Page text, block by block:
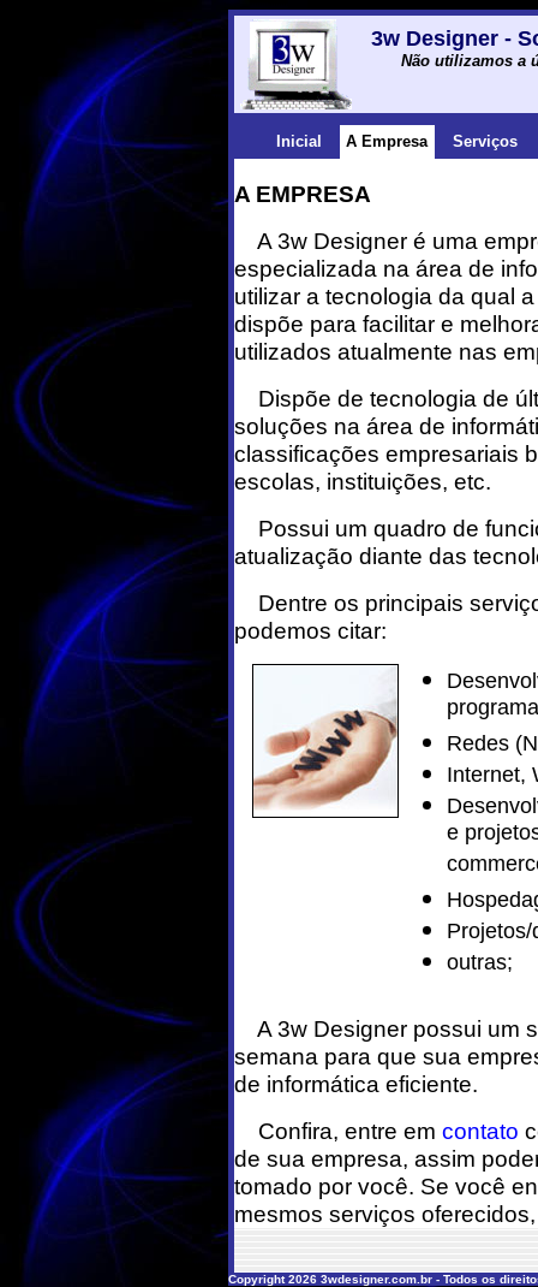
3w Designer -
Não utilizamos a
Inicial A Empresa Serviços
A EMPRESA
A 3w Designer é uma
especializada na área de
utilizar a tecnologia da qual
dispõe para facilitar e
utilizados atualmente nas
Dispõe de tecnologia de
soluções na área de
classificações empresariais
escolas, instituições, etc.
Possui um quadro de
atualização diante das
Dentre os principais
podemos citar:
Redes
Internet,
e
outras;
A 3w Designer possui um
semana para que sua
de informática eficiente.
Confira, entre em contato
de sua empresa, assim
tomado por você. Se você
mesmos serviços
Copyright 2026 3wdesigner.com.br - Todos os